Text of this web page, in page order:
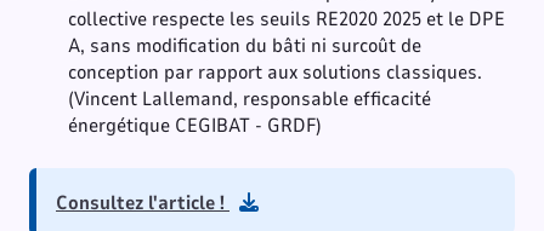
collective respecte les seuils RE2020 2025 et le DPE
A, sans modification du bâti ni surcoût de
conception par rapport aux solutions classiques.
(Vincent Lallemand, responsable efficacité
énergétique CEGIBAT - GRDF)
Consultez l'article !